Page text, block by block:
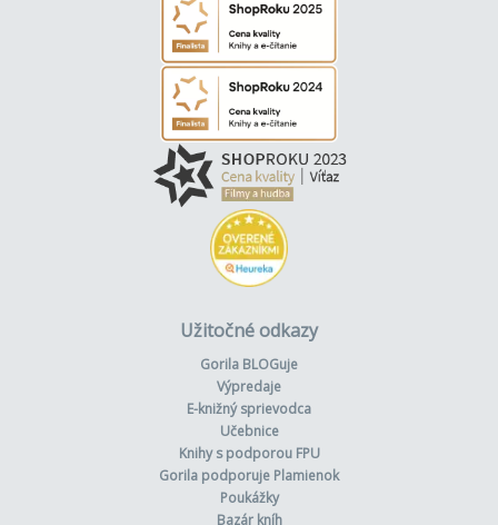
Užitočné odkazy
Gorila BLOGuje
Výpredaje
E-knižný sprievodca
Učebnice
Knihy s podporou FPU
Gorila podporuje Plamienok
Poukážky
Bazár kníh